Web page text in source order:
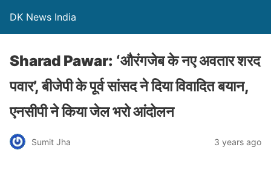
DK News India
Sharad Pawar: ‘औरंगजेब के नए अवतार शरद
पवार’, बीजेपी के पूर्व सांसद ने दिया विवादित बयान,
एनसीपी ने किया जेल भरो आंदोलन
Sumit Jha 3 years ago